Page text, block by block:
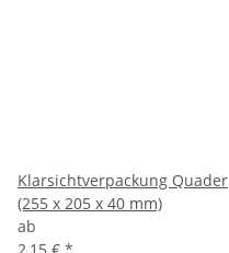
Klarsichtverpackung Quader
(255 x 205 x 40 mm)
ab